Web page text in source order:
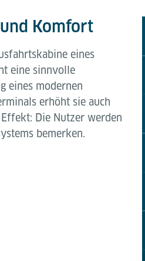
Komfort
eines
eine sinnvolle
eines modernen
erhöht sie auch
Die Nutzer werden
bemerken.